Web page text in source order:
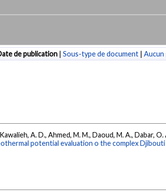
de publication | Sous-type de document |
A. D., Ahmed, M. M., Daoud, M. A., Dabar, O.
potential evaluation o the complex